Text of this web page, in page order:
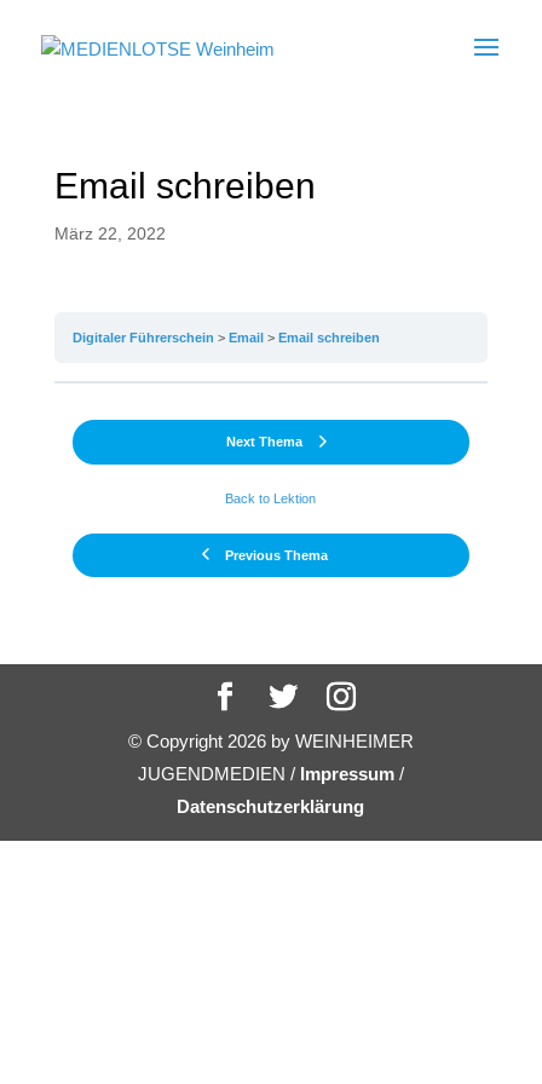
Email schreiben
März 22, 2022
Digitaler Führerschein Email Email schreiben
Previous Thema
Back to Lektion
Next Thema
© Copyright 2026by WEINHEIMER
JUGENDMEDIEN / Impressum/
Datenschutzerklärung